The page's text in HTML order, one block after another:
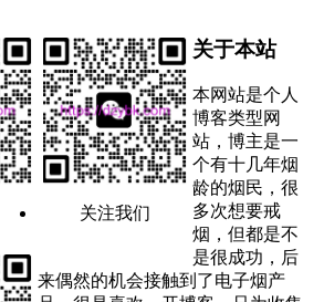
关注我们
关于本站
本网站是个人
博客类型网
站，博主是一
个有十几年烟
龄的烟民，很
多次想要戒
烟，但都是不
是很成功，后
来偶然的机会接触到了电子烟产